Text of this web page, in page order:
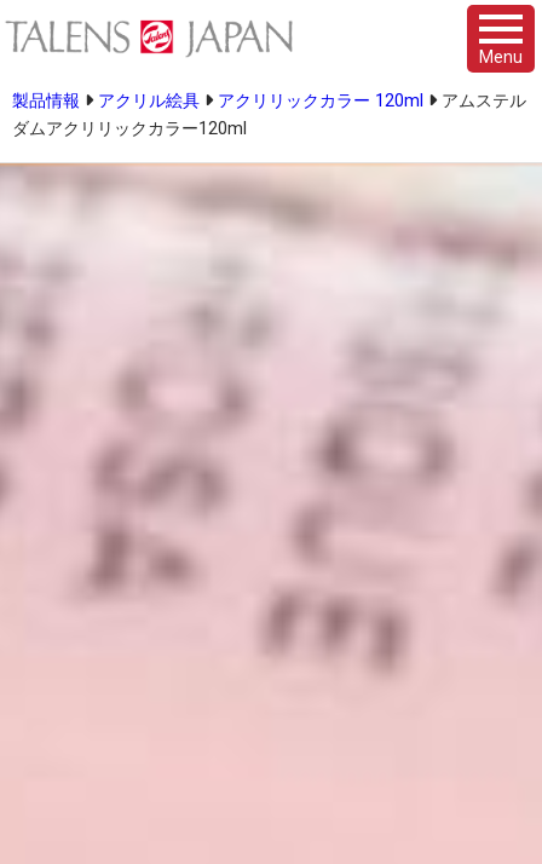
Menu
製品情報 アクリル絵具 アクリリックカラー 120ml
アムステル
ダムアクリリックカラー120ml